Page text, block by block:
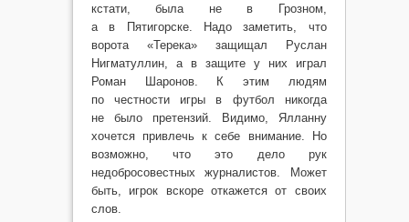
кстати, была не в Грозном,
а в Пятигорске. Надо заметить, что
ворота «Терека» защищал Руслан
Нигматуллин, а в защите у них играл
Роман Шаронов. К этим людям
по честности игры в футбол никогда
не было претензий. Видимо, Ялланну
хочется привлечь к себе внимание. Но
возможно, что это дело рук
недобросовестных журналистов. Может
быть, игрок вскоре откажется от своих
слов.